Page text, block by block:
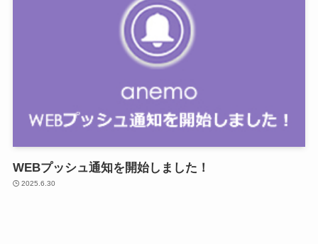
WEBプッシュ通知を開始しました！
2025.6.30